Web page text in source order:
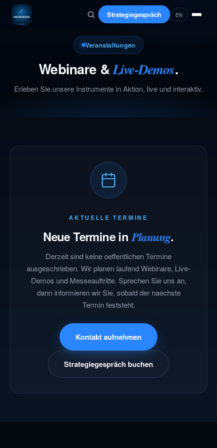
Strategiegespräch EN
Veranstaltungen
Webinare &Live-Demos.
Erleben Sie unsere Instrumente in Aktion, live und interaktiv.
AKTUELLE TERMINE
Neue Termine inPlanung.
Derzeit sind keine oeffentlichen Termine
ausgeschrieben. Wir planen laufend Webinare, Live-
Demos und Messeauftritte. Sprechen Sie uns an,
dann informieren wir Sie, sobald der naechste
Termin feststeht.
Kontakt aufnehmen
Strategiegespräch buchen